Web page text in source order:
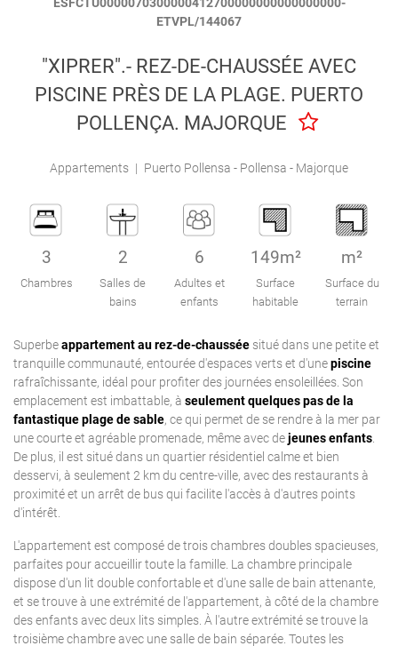
Engel & Völkers Holiday Villas
Attention au client
ETVPL/144067
"XIPRER".- REZ-DE-CHAUSSÉE AVEC
PISCINE PRÈS DE LA PLAGE. PUERTO
POLLENÇA. MAJORQUE
Appartements | Puerto Pollensa - Pollensa - Majorque
3
Chambres
2
Salles de
bains
6
Adultes et
enfants
149m²
Surface
habitable
m²
Surface du
terrain
Superbeappartement au rez-de-chaussée situé dans une petite et
tranquille communauté, entourée d'espaces verts et d'unepiscine
rafraîchissante, idéal pour profiter des journées ensoleillées. Son
emplacement est imbattable, à seulement quelques pas de la
fantastique plage de sable, ce qui permet de se rendre à la mer par
une courte et agréable promenade, même avec dejeunes enfants.
De plus, il est situé dans un quartier résidentiel calme et bien
desservi, à seulement 2 km du centre-ville, avec des restaurants à
proximité et un arrêt de bus qui facilite l'accès à d'autres points
d'intérêt.
L'appartement est composé de trois chambres doubles spacieuses,
parfaites pour accueillir toute la famille. La chambre principale
dispose d'un lit double confortable et d'une salle de bain attenante,
et se trouve à une extrémité de l'appartement, à côté de la chambre
des enfants avec deux lits simples. À l'autre extrémité se trouve la
troisième chambre avec une salle de bain séparée. Toutes les